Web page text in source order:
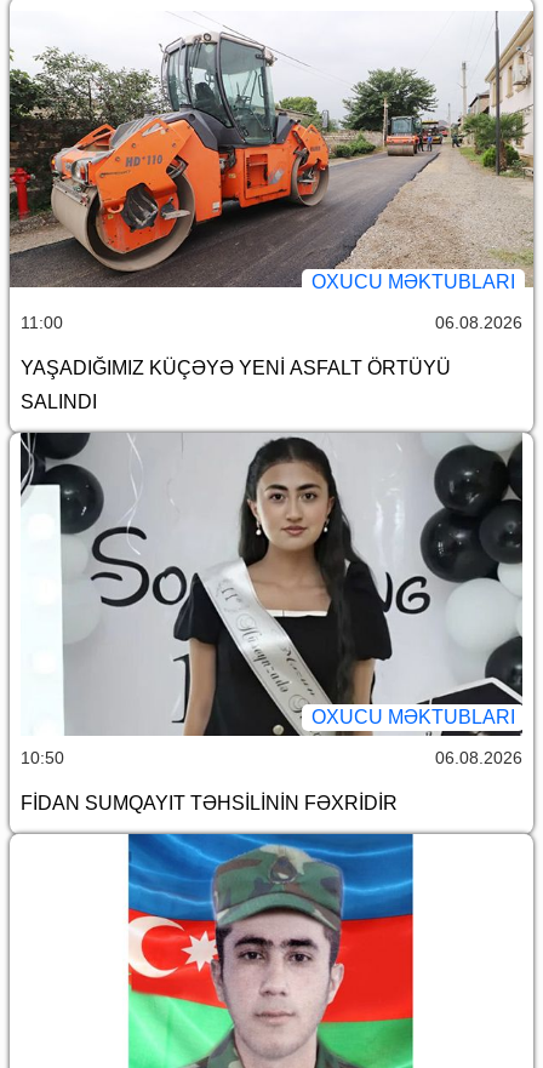
OXUCU MƏKTUBLARI
11:00 06.08.2026
YAŞADIĞIMIZ KÜÇƏYƏ YENİ ASFALT ÖRTÜYÜ
SALINDI
OXUCU MƏKTUBLARI
10:50 06.08.2026
FİDAN SUMQAYIT TƏHSİLİNİN FƏXRİDİR